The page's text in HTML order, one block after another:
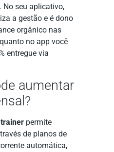
No seu aplicativo,
a gestão e é dono
orgânico nas
no app você
entregue via
aumentar
permite
de planos de
automática,